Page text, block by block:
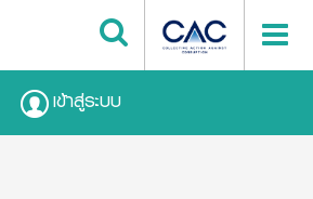
เข้าสู่ระบบ